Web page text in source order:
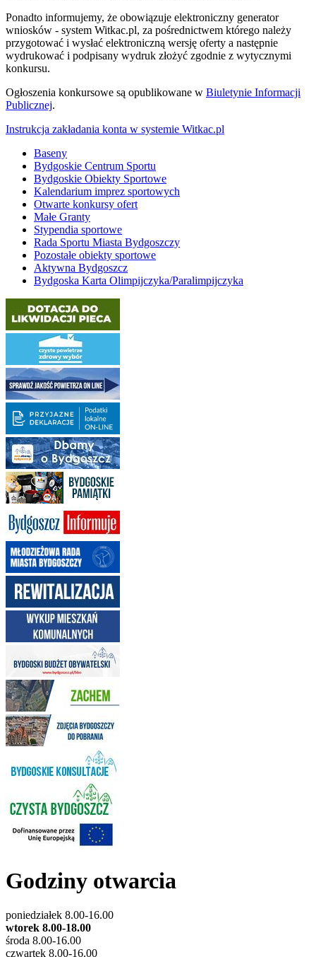
Ponadto informujemy, że obowiązuje elektroniczny generator
wniosków - system Witkac.pl, za pośrednictwem którego należy
przygotować i wysłać elektroniczną wersję oferty a następnie
wydrukować i podpisany wydruk złożyć zgodnie z wytycznymi
konkursu.
Ogłoszenia konkursowe są opublikowane w Biuletynie Informacji
Publicznej.
Instrukcja zakładania konta w systemie Witkac.pl
Baseny
Bydgoskie Centrum Sportu
Bydgoskie Obiekty Sportowe
Kalendarium imprez sportowych
Otwarte konkursy ofert
Małe Granty
Stypendia sportowe
Rada Sportu Miasta Bydgoszczy
Pozostałe obiekty sportowe
Aktywna Bydgoszcz
Bydgoska Karta Olimpijczyka/Paralimpijczyka
Godziny otwarcia
poniedziałek 8.00-16.00
wtorek 8.00-18.00
środa 8.00-16.00
czwartek 8.00-16.00